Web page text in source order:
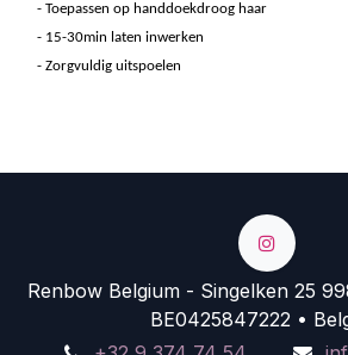
- Toepassen op handdoekdroog haar
- 15-30min laten inwerken
- Zorgvuldig uitspoelen
Renbow Belgium - Singelken 25
BE0425847222 •